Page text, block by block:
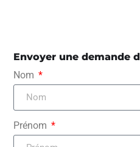
Envoyer une demande
Nom
Prénom